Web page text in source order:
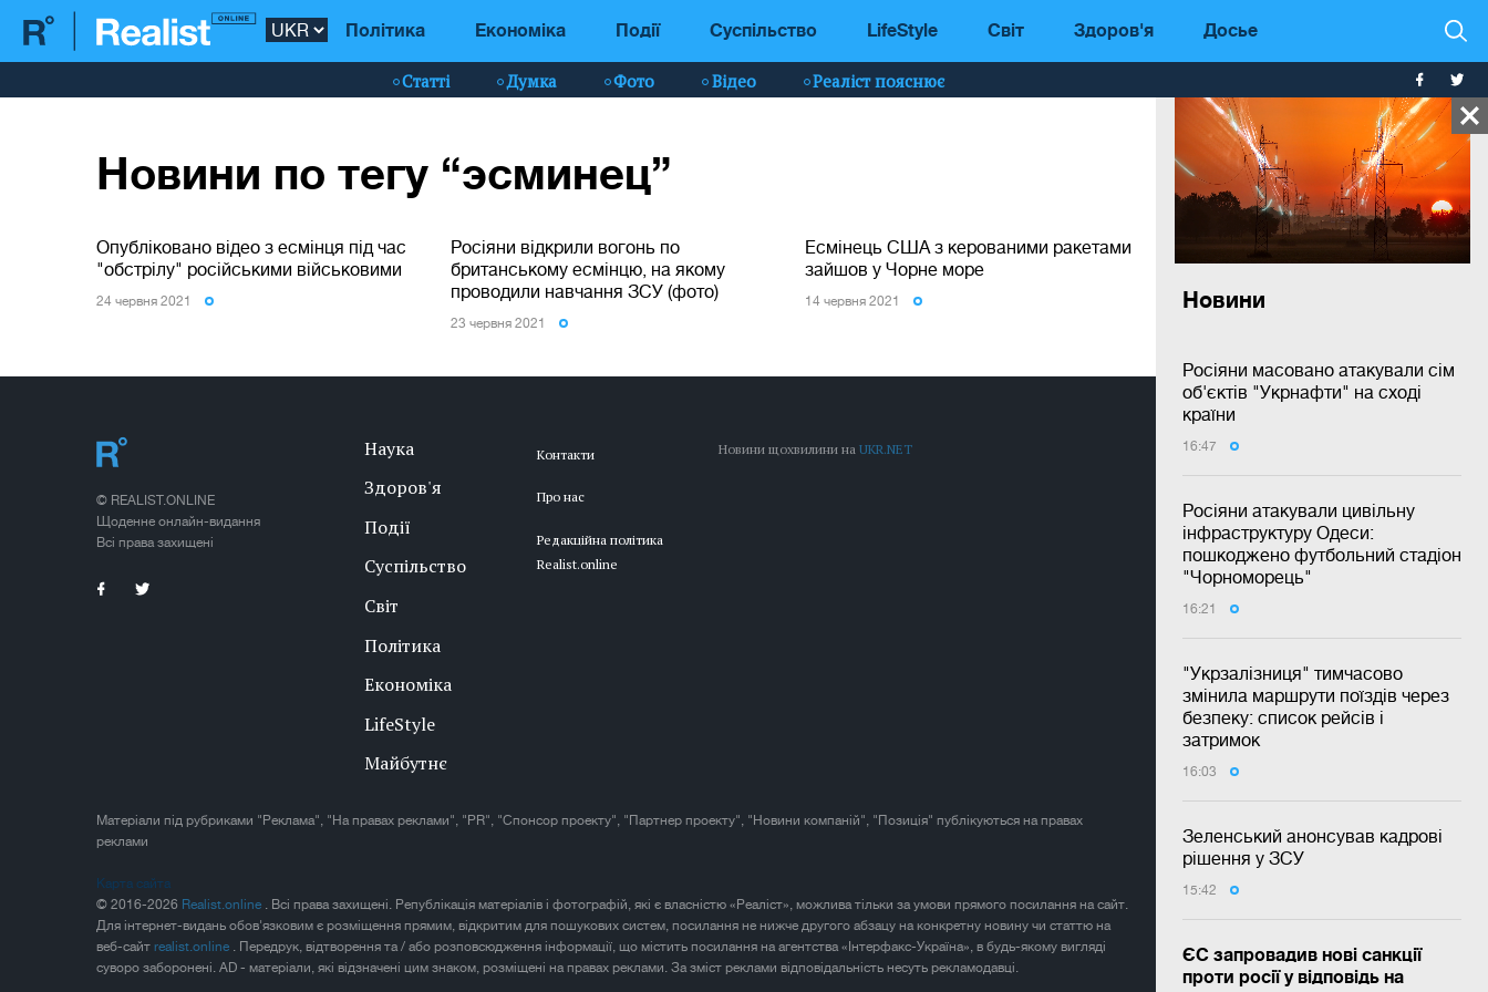
Політика Економіка Події Суспільство LifeStyle Світ Здоров'я Досье
Статті Думка Фото Відео Реаліст пояснює
Новини
Росіяни масовано атакували сім
об'єктів "Укрнафти" на сході
країни
16:47
Росіяни атакували цивільну
інфраструктуру Одеси:
пошкоджено футбольний стадіон
"Чорноморець"
16:21
"Укрзалізниця" тимчасово
змінила маршрути поїздів через
безпеку: список рейсів і
затримок
16:03
Зеленський анонсував кадрові
рішення у ЗСУ
15:42
ЄС запровадив нові санкції
проти росії у відповідь на
Новини по тегу “эсминец”
Опубліковано відео з есмінця під час
"обстрілу" російськими військовими
24 червня 2021
Росіяни відкрили вогонь по
британському есмінцю, на якому
проводили навчання ЗСУ (фото)
23 червня 2021
Есмінець США з керованими ракетами
зайшов у Чорне море
14 червня 2021
© REALIST.ONLINE
Щоденне онлайн-видання
Всі права захищені
Наука
Здоров'я
Події
Суспільство
Світ
Політика
Економіка
LifeStyle
Майбутнє
Контакти
Про нас
Редакційна політика
Realist.online
Новини щохвилини наUKR.NET
Матеріали під рубриками "Реклама", "На правах реклами", "PR", "Спонсор проекту", "Партнер проекту", "Новини компаній", "Позиція" публікуються на правах
реклами
Карта сайта
© 2016-2026 Realist.online . Всі права захищені. Републікація матеріалів і фотографій, які є власністю «Реаліст», можлива тільки за умови прямого посилання на сайт.
Для інтернет-видань обов'язковим є розміщення прямим, відкритим для пошукових систем, посилання не нижче другого абзацу на конкретну новину чи статтю на
веб-сайтrealist.online . Передрук, відтворення та / або розповсюдження інформації, що містить посилання на агентства «Інтерфакс-Україна», в будь-якому вигляді
суворо заборонені. AD - матеріали, які відзначені цим знаком, розміщені на правах реклами. За зміст реклами відповідальність несуть рекламодавці.